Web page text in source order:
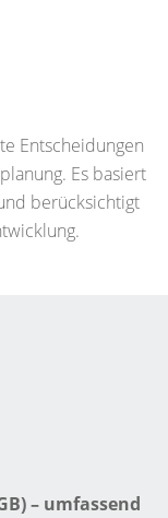
Entscheidungen
Es basiert
berücksichtigt
– umfassend